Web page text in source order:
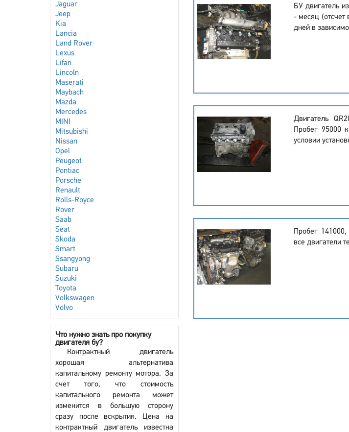
Jaguar
Jeep
Kia
Lancia
Land Rover
Lexus
Lifan
Lincoln
Maserati
Maybach
Mazda
Mercedes
MINI
Mitsubishi
Nissan
Opel
Peugeot
Pontiac
Porsche
Renault
Rolls-Royce
Rover
Saab
Seat
Skoda
Smart
Ssangyong
Subaru
Suzuki
Toyota
Volkswagen
Volvo
Что нужно знать про покупку
двигателя бу?
Контрактный двигатель
хорошая альтернатива
капитальному ремонту мотора. За
счет того, что стоимость
капитального ремонта может
изменится в большую сторону
сразу после вскрытия. Цена на
контрактный двигатель известна
БУ двигатель
- месяц (отсчет
дней в
Двигатель
Пробег 95000
условии
Пробег
все двигатели